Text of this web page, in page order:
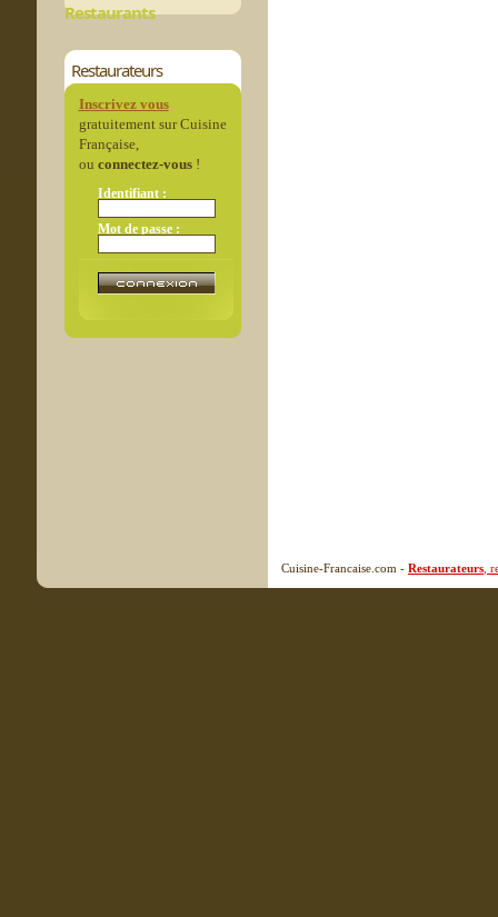
Restaurants
Restaurateurs
Inscrivez vous
gratuitement sur Cuisine
Française,
ou connectez-vous!
Identifiant :
Mot de passe :
Cuisine-Francaise.com - Restaurateurs ,